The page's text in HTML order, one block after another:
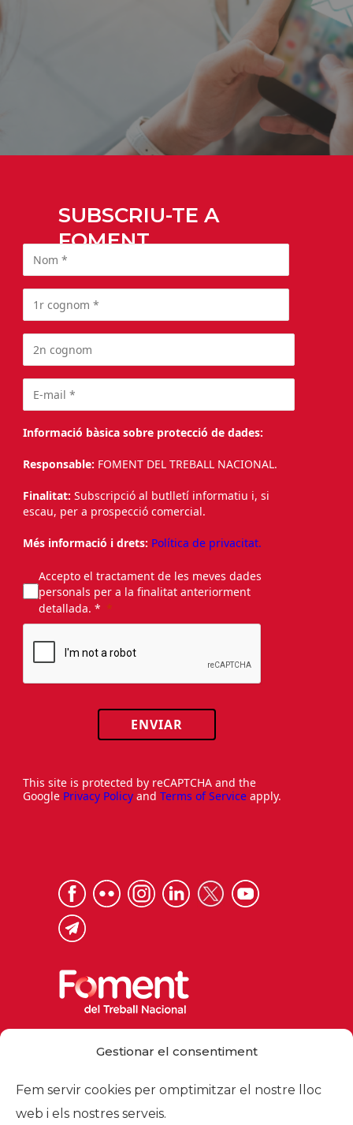
Gestionar el consentiment
Fem servir cookies per omptimitzar el nostre lloc
web i els nostres serveis.
SUBSCRIU-TE A
FOMENT
Informació bàsica sobre protecció de dades:
Responsable: FOMENT DEL TREBALL NACIONAL.
Finalitat: Subscripció al butlletí informatiu i, si
escau, per a prospecció comercial.
Més informació i drets: Política de privacitat.
Accepto el tractament de les meves dades
personals per a la finalitat anteriorment
detallada. *
ENVIAR
This site is protected by reCAPTCHA and the
Google Privacy Policy and Terms of Service apply.
foment@foment.com